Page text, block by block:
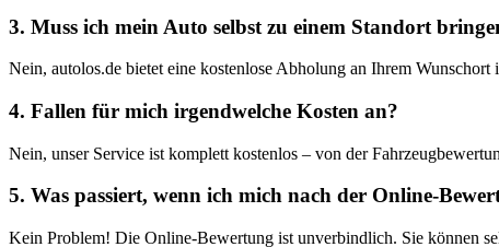
3. Muss ich mein Auto selbst zu einem Standort
Nein, autolos.de bietet eine kostenlose Abholung an Ihrem
4. Fallen für mich irgendwelche Kosten an?
Nein, unser Service ist komplett kostenlos – von der
5. Was passiert, wenn ich mich nach der Online-
Kein Problem! Die Online-Bewertung ist unverbindlich. Sie können